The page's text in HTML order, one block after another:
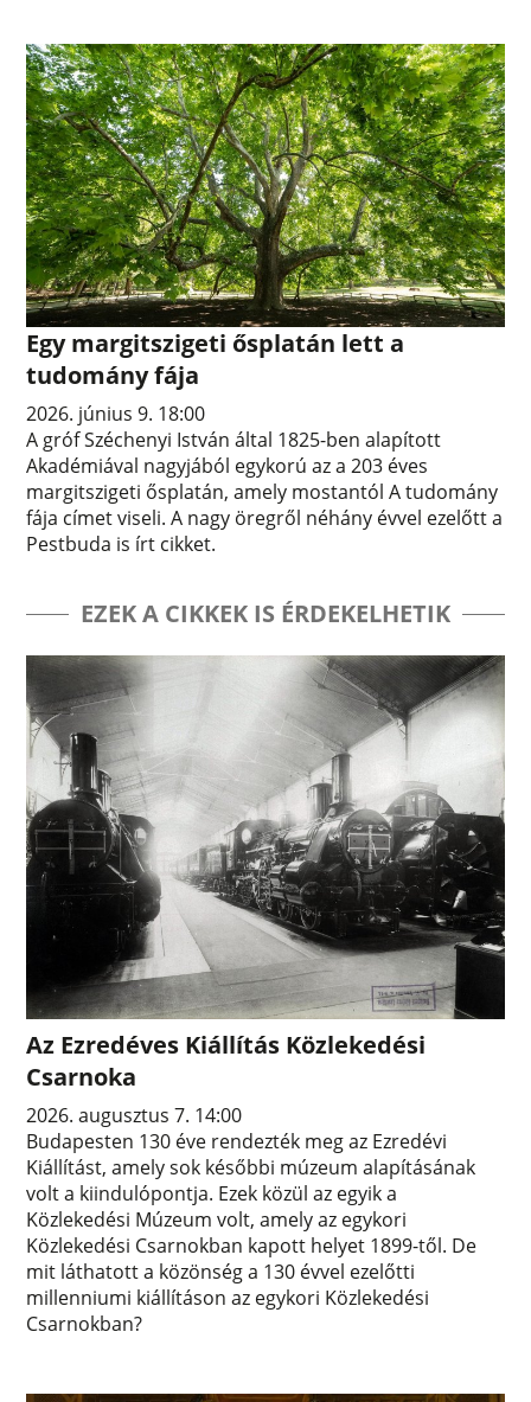
Egy margitszigeti ősplatán lett a
tudomány fája
2026. június 9. 18:00
A gróf Széchenyi István által 1825-ben alapított
Akadémiával nagyjából egykorú az a 203 éves
margitszigeti ősplatán, amely mostantól A tudomány
fája címet viseli. A nagy öregről néhány évvel ezelőtt a
Pestbuda is írt cikket.
EZEK A CIKKEK IS ÉRDEKELHETIK
Az Ezredéves Kiállítás Közlekedési
Csarnoka
2026. augusztus 7. 14:00
Budapesten 130 éve rendezték meg az Ezredévi
Kiállítást, amely sok későbbi múzeum alapításának
volt a kiindulópontja. Ezek közül az egyik a
Közlekedési Múzeum volt, amely az egykori
Közlekedési Csarnokban kapott helyet 1899-től. De
mit láthatott a közönség a 130 évvel ezelőtti
millenniumi kiállításon az egykori Közlekedési
Csarnokban?